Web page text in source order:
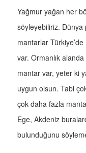
Yağmur yağan her
söyleyebiliriz. Dünya
mantarlar
var. Ormanlık
mantar var, yeter ki
uygun olsun. Tabi
çok daha fazla
Ege, Akdeniz
bulunduğunu